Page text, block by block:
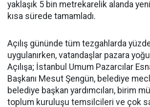
yaklaşık 5 bin metrekarelik alanda
kısa sürede tamamladı.
Açılış gününde tüm tezgahlarda
uygulanırken, vatandaşlar pazara
Açılışa; İstanbul Umum Pazarcılar
Başkanı Mesut Şengün, belediye
belediye başkan yardımcıları, birim
toplum kuruluşu temsilcileri ve çok